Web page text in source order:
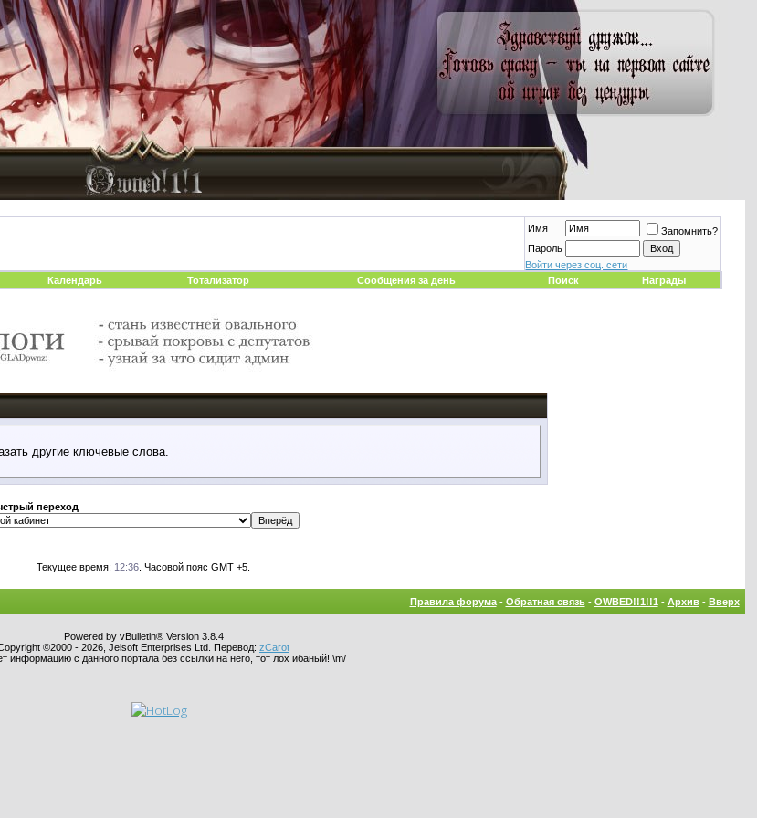
Имя
Запомнить?
Пароль
Войти через соц. сети
Календарь Тотализатор Сообщения за день Поиск Награды
другие ключевые слова.
переход
Текущее время: 12:36. Часовой пояс GMT +5.
Правила форума- Обратная связь- OWBED!!1!!1 - Архив- Вверх
Powered by vBulletin® Version 3.8.4
©2000 - 2026, Jelsoft Enterprises Ltd. Перевод: zCarot
информацию с данного портала без ссылки на него, тот лох ибаный! \m/